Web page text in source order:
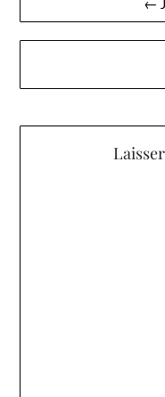
de
←